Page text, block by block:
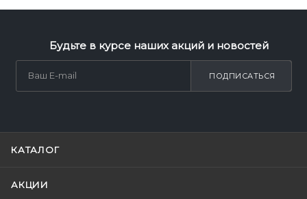
Будьте в курсе наших акций и новостей
ПОДПИСАТЬСЯ
КАТАЛОГ
АКЦИИ